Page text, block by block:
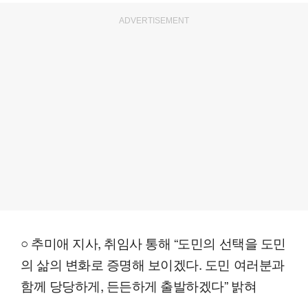
ADVERTISEMENT
○ 추미애 지사, 취임사 통해 “도민의 선택을 도민
의 삶의 변화로 증명해 보이겠다. 도민 여러분과
함께 당당하게, 든든하게 출발하겠다” 밝혀